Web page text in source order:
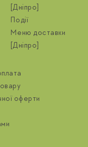
[Дніпро]
Події
Меню доставки
[Дніпро]
оферти